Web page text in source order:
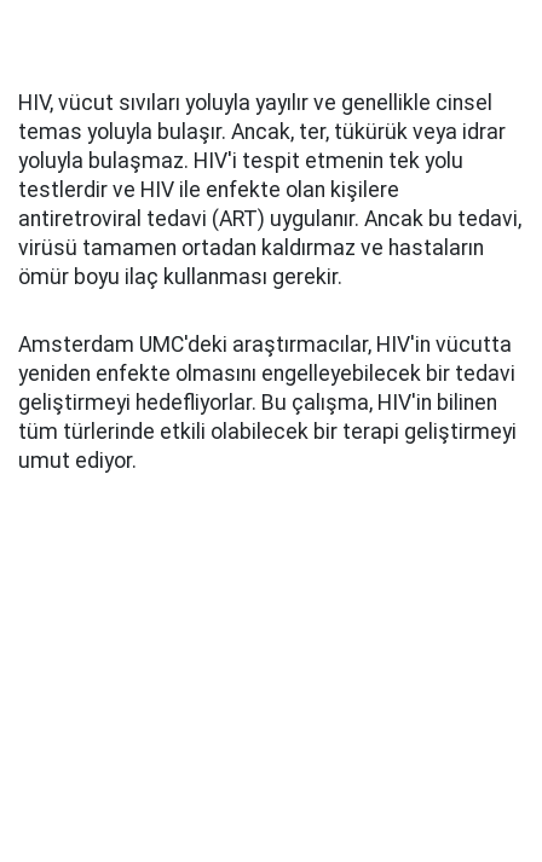
HIV, vücut sıvıları yoluyla yayılır ve genellikle cinsel
temas yoluyla bulaşır. Ancak, ter, tükürük veya idrar
yoluyla bulaşmaz. HIV'i tespit etmenin tek yolu
testlerdir ve HIV ile enfekte olan kişilere
antiretroviral tedavi (ART) uygulanır. Ancak bu tedavi,
virüsü tamamen ortadan kaldırmaz ve hastaların
ömür boyu ilaç kullanması gerekir.
Amsterdam UMC'deki araştırmacılar, HIV'in vücutta
yeniden enfekte olmasını engelleyebilecek bir tedavi
geliştirmeyi hedefliyorlar. Bu çalışma, HIV'in bilinen
tüm türlerinde etkili olabilecek bir terapi geliştirmeyi
umut ediyor.